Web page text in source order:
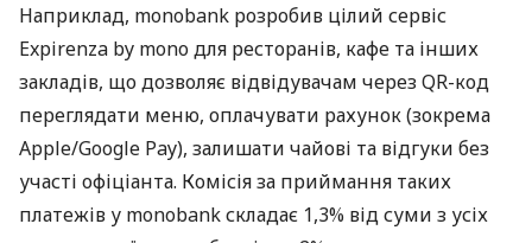
Наприклад, monobank розробив цілий сервіс
Expirenza by mono для ресторанів, кафе та інших
закладів, що дозволяє відвідувачам через QR-код
переглядати меню, оплачувати рахунок (зокрема
Apple/Google Pay), залишати чайові та відгуки без
участі офіціанта. Комісія за приймання таких
платежів у monobank складає 1,3% від суми з усіх